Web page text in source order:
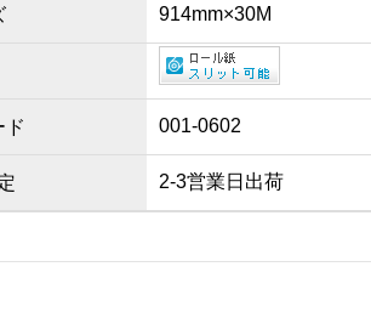
914mm×30M
ド 001-0602
2-3営業日出荷